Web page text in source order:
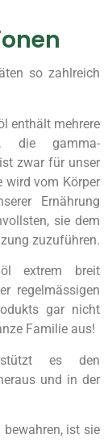
so zahlreich
enthält mehrere
die gamma-
zwar für unser
wird vom Körper
Ernährung
sie dem
zuzuführen.
extrem breit
regelmässigen
gar nicht
Familie aus!
es den
und in der
ist sie